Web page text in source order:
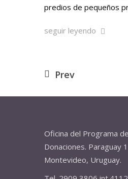
predios de pequeños
seguir leyendo
Prev
Oficina del Programa
Donaciones. Paraguay
Montevideo, Uruguay.